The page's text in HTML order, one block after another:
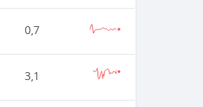
0,7
3,1